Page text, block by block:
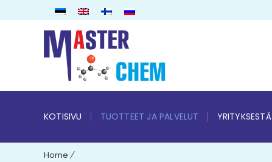
KOTISIVU TUOTTEET JA PALVELUT YRITYKSESTÄ
Home